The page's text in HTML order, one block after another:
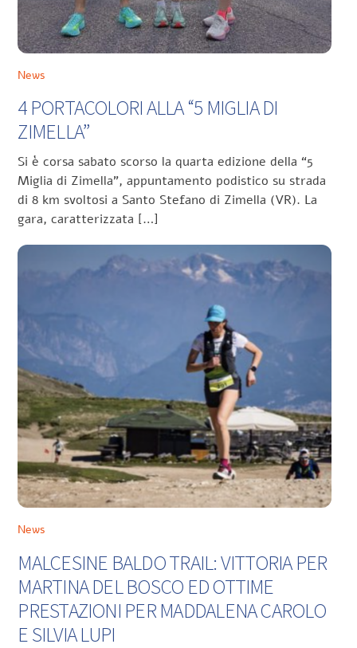
News
4 PORTACOLORI ALLA “5 MIGLIA DI
ZIMELLA”
Si è corsa sabato scorso la quarta edizione della “5
Miglia di Zimella”, appuntamento podistico su strada
di 8 km svoltosi a Santo Stefano di Zimella (VR). La
gara, caratterizzata […]
News
MALCESINE BALDO TRAIL: VITTORIA PER
MARTINA DEL BOSCO ED OTTIME
PRESTAZIONI PER MADDALENA CAROLO
E SILVIA LUPI